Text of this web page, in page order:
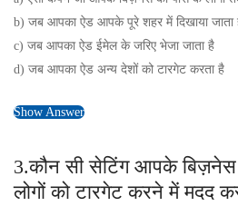
b) जब आपका ऐड आपके पूरे शहर में दिखाया जाता
c) जब आपका ऐड ईमेल के जरिए भेजा जाता है
d) जब आपका ऐड अन्य देशों को टारगेट करता है
Show Answer
3.कौन सी सेटिंग आपके
लोगों को टारगेट करने में मदद